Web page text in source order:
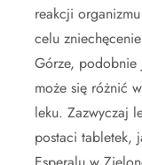
reakcji
celu
Górze, podobnie
może się różnić
leku. Zazwyczaj
postaci tabletek,